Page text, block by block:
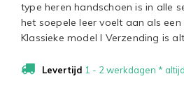
type heren handschoen is in alle
het soepele leer voelt aan als
Klassieke model I Verzending is
Levertijd 1 - 2 werkdagen *